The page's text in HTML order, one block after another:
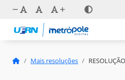
Mais resoluções